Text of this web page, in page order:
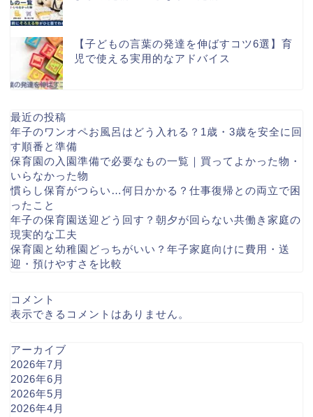
【子どもの言葉の発達を伸ばすコツ6選】育
児で使える実用的なアドバイス
最近の投稿
年子のワンオペお風呂はどう入れる？1歳・3歳を安全に回
す順番と準備
保育園の入園準備で必要なもの一覧｜買ってよかった物・
いらなかった物
慣らし保育がつらい…何日かかる？仕事復帰との両立で困
ったこと
年子の保育園送迎どう回す？朝夕が回らない共働き家庭の
現実的な工夫
保育園と幼稚園どっちがいい？年子家庭向けに費用・送
迎・預けやすさを比較
コメント
表示できるコメントはありません。
アーカイブ
2026年7月
2026年6月
2026年5月
2026年4月